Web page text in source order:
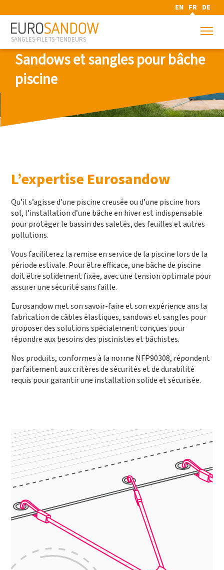
EN FR DE
SANGLES-FILETS-TENDEURS
Sandows et sangles pour bâche
piscine
L’expertise Eurosandow
Qu’il s’agisse d’une piscine creusée ou d’une piscine hors
sol, l’installation d’une bâche en hiver est indispensable
pour protéger le bassin des saletés, des feuilles et autres
pollutions.
Vous faciliterez la remise en service de la piscine lors de la
période estivale. Pour être efficace, une bâche de piscine
doit être solidement fixée, avec une tension optimale pour
assurer une sécurité sans faille.
Eurosandow met son savoir-faire et son expérience ans la
fabrication de câbles élastiques, sandows et sangles pour
proposer des solutions spécialement conçues pour
répondre aux besoins des piscinistes et bâchistes.
Nos produits, conformes à la norme NFP90308, répondent
parfaitement aux critères de sécurités et de durabilité
requis pour garantir une installation solide et sécurisée.